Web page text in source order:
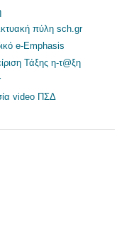
πύλη sch.gr
e-Emphasis
Τάξης η-τ@ξη
video ΠΣΔ